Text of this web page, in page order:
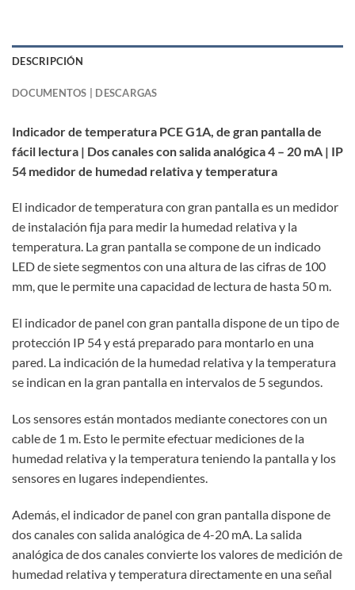
DESCRIPCIÓN
DOCUMENTOS | DESCARGAS
Indicador de temperatura PCE G1A, de gran pantalla de
fácil lectura | Dos canales con salida analógica 4 – 20 mA | IP
54 medidor de humedad relativa y temperatura
El indicador de temperatura con gran pantalla es un medidor
de instalación fija para medir la humedad relativa y la
temperatura. La gran pantalla se compone de un indicado
LED de siete segmentos con una altura de las cifras de 100
mm, que le permite una capacidad de lectura de hasta 50 m.
El indicador de panel con gran pantalla dispone de un tipo de
protección IP 54 y está preparado para montarlo en una
pared. La indicación de la humedad relativa y la temperatura
se indican en la gran pantalla en intervalos de 5 segundos.
Los sensores están montados mediante conectores con un
cable de 1 m. Esto le permite efectuar mediciones de la
humedad relativa y la temperatura teniendo la pantalla y los
sensores en lugares independientes.
Además, el indicador de panel con gran pantalla dispone de
dos canales con salida analógica de 4-20 mA. La salida
analógica de dos canales convierte los valores de medición de
humedad relativa y temperatura directamente en una señal